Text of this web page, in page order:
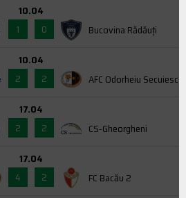
10.04
1
0 Bucovina Rădăuți
10.04
2
2 AFC Odorheiu Secuiesc
17.04
2
2 CS-Gheorgheni
17.04
4
2 FC Bacău 2